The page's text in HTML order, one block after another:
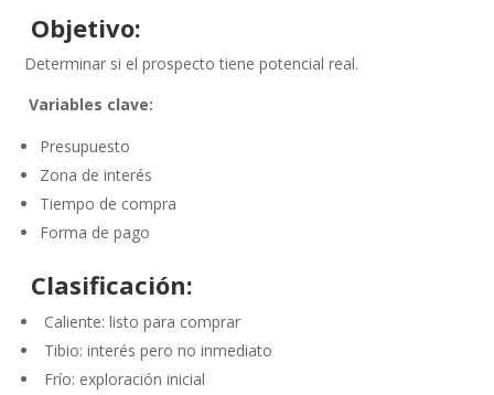
Objetivo:
Determinar si el prospecto tiene potencial real.
Variables clave:
Presupuesto
Zona de interés
Tiempo de compra
Forma de pago
Clasificación:
Caliente: listo para comprar
Tibio: interés pero no inmediato
Frío: exploración inicial